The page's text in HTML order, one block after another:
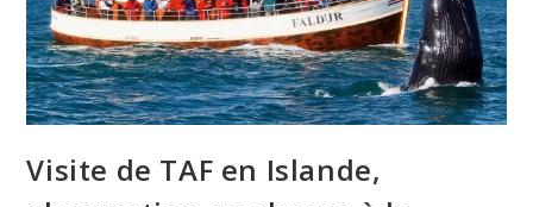
Visite de TAF en Islande,